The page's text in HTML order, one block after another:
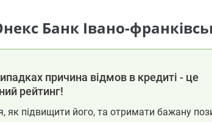
Банк Івано-
причина відмов в кредиті - це
рейтинг!
як підвищити його, та отримати бажану